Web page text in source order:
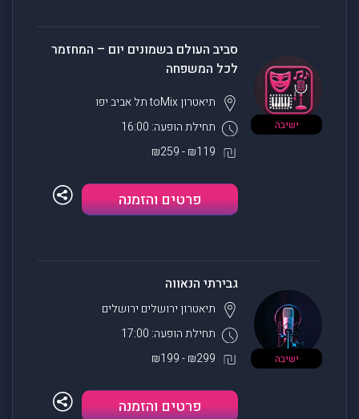
ישיבה
סביב העולם בשמונים יום – המחזמר
לכל המשפחה
תחילת הופעה: 16:00
תיאטרון toMix תל אביב יפו
₪119 - ₪259
פרטים והזמנה
ישיבה
גבירתי הנאווה
תחילת הופעה: 17:00
תיאטרון ירושלים ירושלים
₪299 - ₪199
פרטים והזמנה